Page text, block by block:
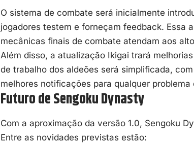
O sistema de combate será inicialmente
jogadores testem e forneçam feedback. Essa
mecânicas finais de combate atendam aos
Além disso, a atualização Ikigai trará
de trabalho dos aldeões será simplificada,
melhores notificações para qualquer problema
Futuro de Sengoku Dynasty
Com a aproximação da versão 1.0, Sengoku
Entre as novidades previstas estão: